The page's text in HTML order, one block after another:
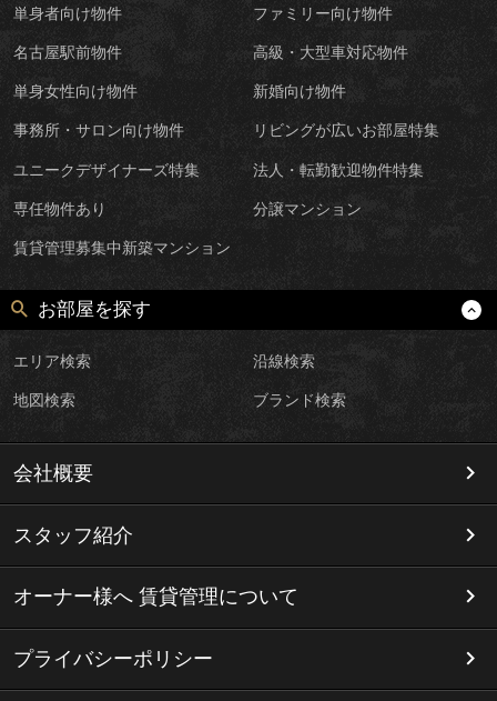
単身者向け物件 ファミリー向け物件
名古屋駅前物件 高級・大型車対応物件
単身女性向け物件 新婚向け物件
事務所・サロン向け物件 リビングが広いお部屋特集
ユニークデザイナーズ特集 法人・転勤歓迎物件特集
専任物件あり 分譲マンション
賃貸管理募集中新築マンション
お部屋を探す
エリア検索 沿線検索
地図検索 ブランド検索
会社概要
スタッフ紹介
オーナー様へ 賃貸管理について
プライバシーポリシー